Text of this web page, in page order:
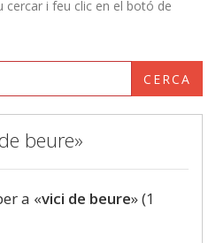
cercar i feu clic en el botó de
CERCA
beure»
a «vici de beure» (1